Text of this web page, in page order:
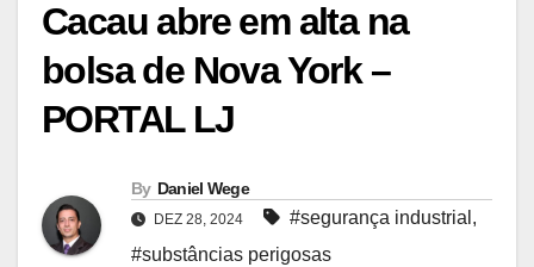
Cacau abre em alta na
bolsa de Nova York –
PORTAL LJ
By Daniel Wege
DEZ 28, 2024 #segurança industrial ,
#substâncias perigosas